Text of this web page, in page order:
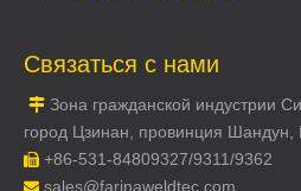
Связаться с нами
 Зона гражданской индустрии
город Цзинан, провинция Шандун,
 +86-531-84809327/9311/9362
 sales@farinaweldtec.com